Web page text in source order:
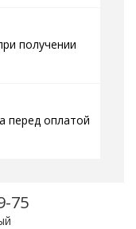
получении
перед оплатой
75